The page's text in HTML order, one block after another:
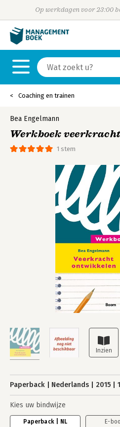
Op werkdagen voor 23:00
Coaching en trainen
1 stem
Bea Engelmann
Werkboek
Paperback Nederlands 2015
Kies uw bindwijze
Paperback | NL E-